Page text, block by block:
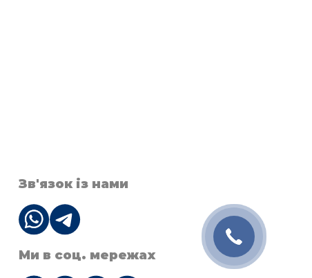
Зв'язок із нами
Ми в соц. мережах